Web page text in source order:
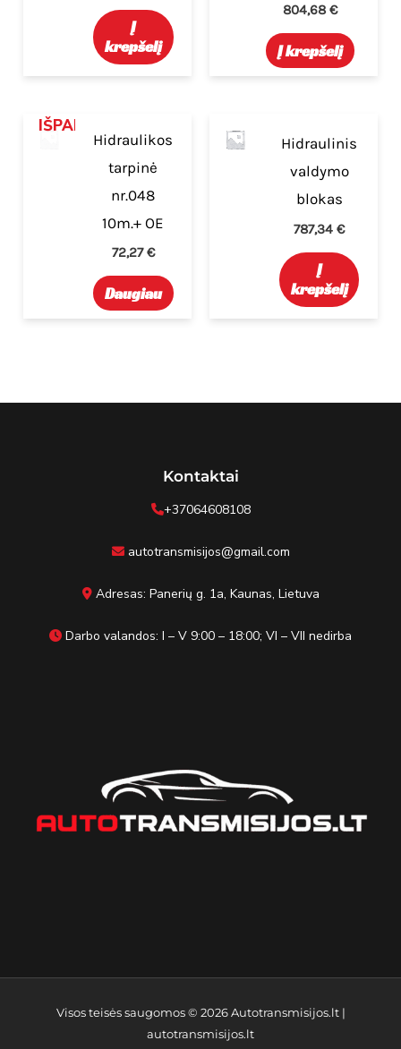
Į
krepšelį
804,68€
Į krepšelį
IŠPARDUOTA
Hidraulikos
tarpinė
nr.048
10m.+ OE
72,27€
Daugiau
Hidraulinis
valdymo
blokas
787,34€
Į
krepšelį
Kontaktai
+37064608108
autotransmisijos@gmail.com
Adresas: Panerių g. 1a, Kaunas, Lietuva
Darbo valandos: I – V 9:00 – 18:00; VI – VII nedirba
Visos teisės saugomos © 2026Autotransmisijos.lt|
autotransmisijos.lt